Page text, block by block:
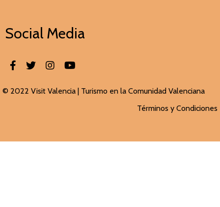
Social Media
© 2022 Visit Valencia | Turismo en la Comunidad Valenciana
Términos y Condiciones